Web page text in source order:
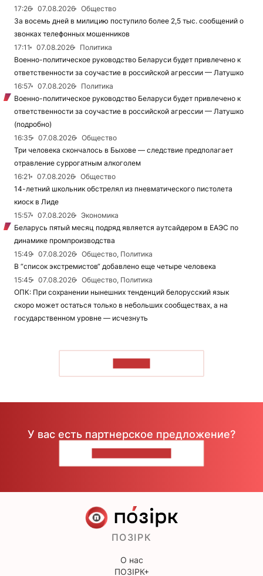
17:26
07.08.2026
Общество
За восемь дней в милицию поступило более 2,5 тыс. сообщений о
звонках телефонных мошенников
17:11
07.08.2026
Политика
Военно-политическое руководство Беларуси будет привлечено к
ответственности за соучастие в российской агрессии — Латушко
16:57
07.08.2026
Политика
Военно-политическое руководство Беларуси будет привлечено к
ответственности за соучастие в российской агрессии — Латушко
(подробно)
16:35
07.08.2026
Общество
Три человека скончалось в Быхове — следствие предполагает
отравление суррогатным алкоголем
16:21
07.08.2026
Общество
14-летний школьник обстрелял из пневматического пистолета
киоск в Лиде
15:57
07.08.2026
Экономика
Беларусь пятый месяц подряд является аутсайдером в ЕАЭС по
динамике промпроизводства
15:49
07.08.2026
Общество, Политика
В “список экстремистов“ добавлено еще четыре человека
15:45
07.08.2026
Общество, Политика
ОПК: При сохранении нынешних тенденций белорусский язык
скоро может остаться только в небольших сообществах, а на
государственном уровне — исчезнуть
У вас есть партнерское предложение?
ПОЗІРК
О нас
ПОЗІРК+